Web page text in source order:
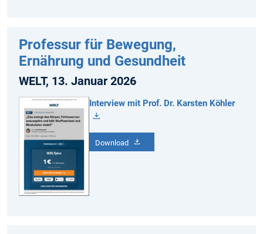
Professur für Bewegung,
Ernährung und Gesundheit
WELT, 13. Januar 2026
Interview mit Prof. Dr. Karsten Köhler
Download